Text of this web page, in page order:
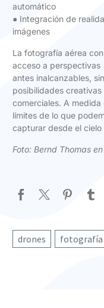
automático
● Integración de
imágenes
La fotografía aérea
acceso a perspectivas
antes inalcanzables,
posibilidades creativas
comerciales. A
límites de lo que
capturar desde el
Foto: Bernd Thomas
drones fotografía